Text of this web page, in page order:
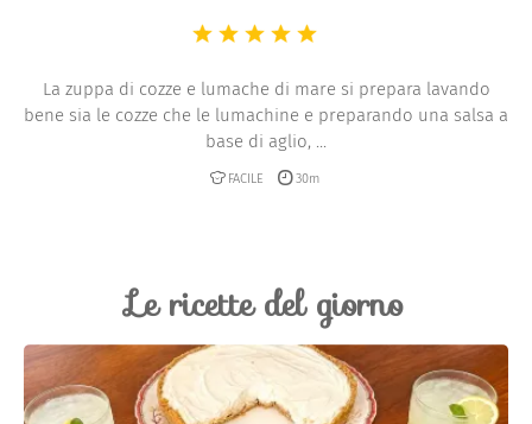
La zuppa di cozze e lumache di mare si prepara lavando
bene sia le cozze che le lumachine e preparando una salsa a
base di aglio, ...
FACILE 30m
Le ricette del giorno